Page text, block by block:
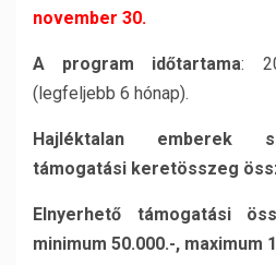
november 30.
A program időtartama:
(legfeljebb 6 hónap).
Hajléktalan emberek
támogatási keretösszeg
Elnyerhető támogatási
minimum 50.000.-, maximum